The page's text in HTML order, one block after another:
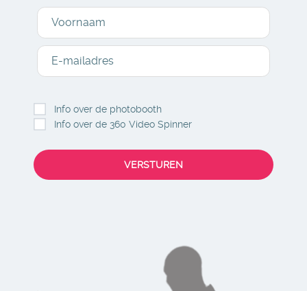
Voornaam
E-mailadres
Info over de photobooth
Info over de 360 Video Spinner
VERSTUREN